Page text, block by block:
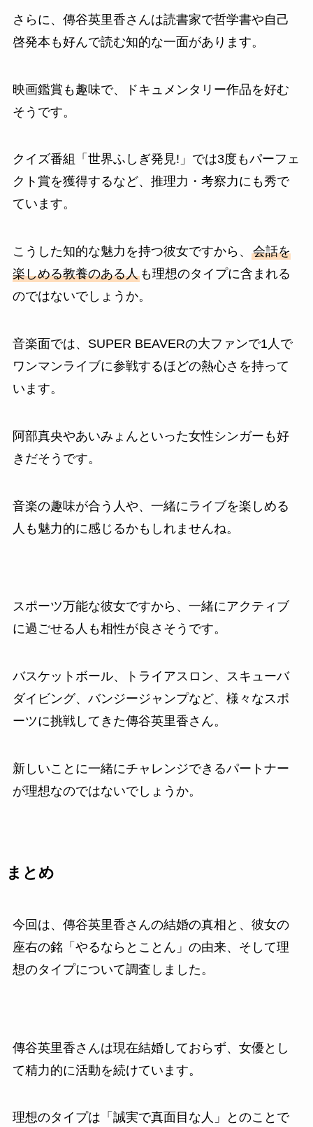
さらに、傳谷英里香さんは読書家で哲学書や自己
啓発本も好んで読む知的な一面があります。
映画鑑賞も趣味で、ドキュメンタリー作品を好む
そうです。
クイズ番組「世界ふしぎ発見!」では3度もパーフェ
クト賞を獲得するなど、推理力・考察力にも秀で
ています。
こうした知的な魅力を持つ彼女ですから、 会話を
楽しめる教養のある人も理想のタイプに含まれる
のではないでしょうか。
音楽面では、SUPER BEAVERの大ファンで1人で
ワンマンライブに参戦するほどの熱心さを持って
います。
阿部真央やあいみょんといった女性シンガーも好
きだそうです。
音楽の趣味が合う人や、一緒にライブを楽しめる
人も魅力的に感じるかもしれませんね。
スポーツ万能な彼女ですから、一緒にアクティブ
に過ごせる人も相性が良さそうです。
バスケットボール、トライアスロン、スキューバ
ダイビング、バンジージャンプなど、様々なスポ
ーツに挑戦してきた傳谷英里香さん。
新しいことに一緒にチャレンジできるパートナー
が理想なのではないでしょうか。
まとめ
今回は、傳谷英里香さんの結婚の真相と、彼女の
座右の銘「やるならとことん」の由来、そして理
想のタイプについて調査しました。
傳谷英里香さんは現在結婚しておらず、女優とし
て精力的に活動を続けています。
理想のタイプは「誠実で真面目な人」とのことで